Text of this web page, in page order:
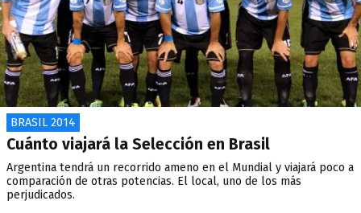
BRASIL 2014
Cuánto viajará la Selección en Brasil
Argentina tendrá un recorrido ameno en el Mundial y viajará poco a
comparación de otras potencias. El local, uno de los más
perjudicados.